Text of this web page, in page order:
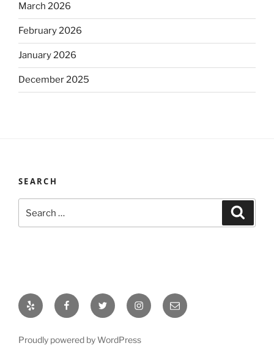
March 2026
February 2026
January 2026
December 2025
SEARCH
for:
Yelp FacebookTwitter InstagramEmail
Proudly powered by WordPress